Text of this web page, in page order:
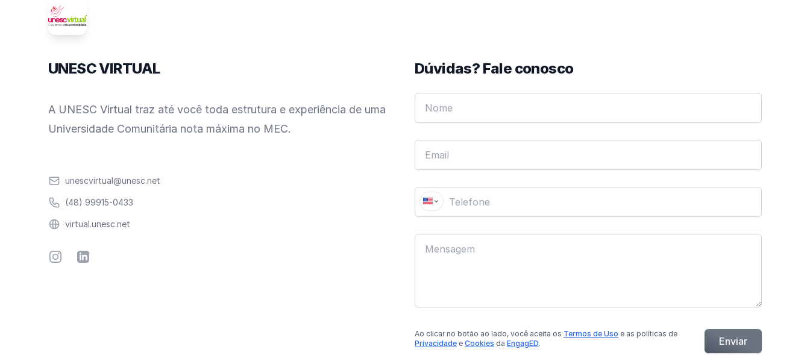
UNESC VIRTUAL
A UNESC Virtual traz até você toda estrutura e experiência de uma
Universidade Comunitária nota máxima no MEC.
Emailunescvirtual@unesc.net
Telefone(48) 99915-0433
Websitevirtual.unesc.net
InstagramLinkedin
Dúvidas? Fale conosco
Ao clicar no botão ao lado, você aceita os Termos de Uso e as políticas de
Privacidade e Cookies da EngagED. Enviar